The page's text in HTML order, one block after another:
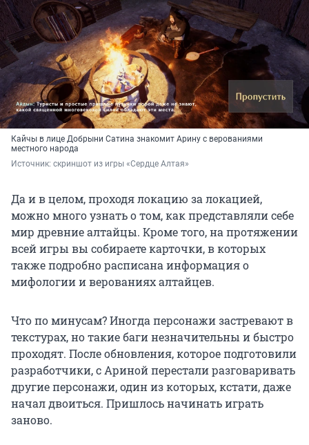
Кайчы в лице Добрыни Сатина знакомит Арину с верованиями
местного народа
Источник: скриншот из игры «Сердце Алтая»
Да и в целом, проходя локацию за локацией,
можно много узнать о том, как представляли себе
мир древние алтайцы. Кроме того, на протяжении
всей игры вы собираете карточки, в которых
также подробно расписана информация о
мифологии и верованиях алтайцев.
Что по минусам? Иногда персонажи застревают в
текстурах, но такие баги незначительны и быстро
проходят. После обновления, которое подготовили
разработчики, с Ариной перестали разговаривать
другие персонажи, один из которых, кстати, даже
начал двоиться. Пришлось начинать играть
заново.